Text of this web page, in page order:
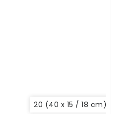
20 (40 x 15 / 18 cm)